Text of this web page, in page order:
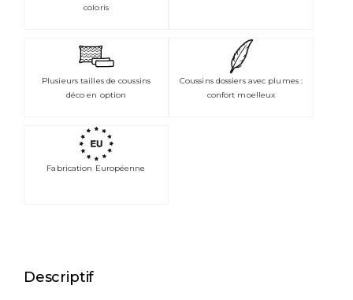
coloris
Plusieurs tailles de coussins
déco en option
Coussins dossiers avec plumes :
confort moelleux
Fabrication Européenne
Descriptif